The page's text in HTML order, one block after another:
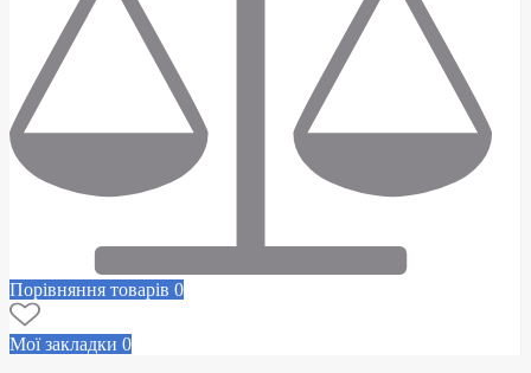
Порівняння товарів 0
Мої закладки 0